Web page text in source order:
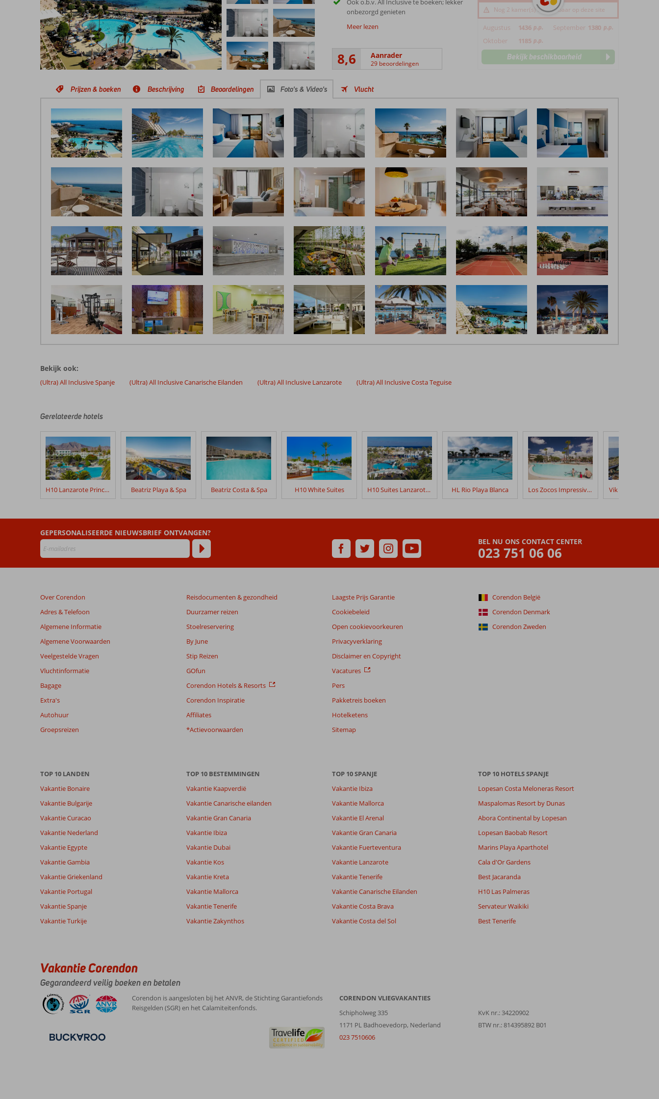
Ook o.b.v. All Inclusive te boeken; lekker
onbezorgd genieten
Meer lezen
8,6 Aanrader
29 beoordelingen
Nog 2 kamer(s) beschikbaar op deze site
Augustus 1436 p.p. September 1380 p.p.
Oktober 1185 p.p.
Bekijk beschikbaarheid
Prijzen & boeken Beschrijving Beoordelingen Foto's & Video's Vlucht
door
onze
klanten
hun
in
Alexandre
Grand
Teguise
Playa
Beoordelingen
ouder
zijn
dan
48
maanden
worden
weergegeven
om
relevantie
van
getoonde
beoordelingen
onze
Gebaseerd op:
29
beoordelingen
8,6
Aanrader
Eten
8,1
Kindvriendelijk 7,3
Wifi kwaliteit
7,7
Ervaringen
van onze
klanten
Taal
Filter reisgezelschap
Alle
Sorteren op
datum (nieuw > oud)
9,0
Nederland
Over
Costa
Teguise:
leuke
gezellige
badplaats
Mooi
strand,
palmen
Algemene indruk
Ligging
Wifi kwaliteit 5
Bekijk ook:
(Ultra) All Inclusive Spanje (Ultra) All Inclusive Canarische Eilanden (Ultra) All Inclusive Lanzarote (Ultra) All Inclusive Costa Teguise
Gerelateerde hotels
H10 Lanzarote Princess Beatriz Playa & Spa Beatriz Costa & Spa H10 White Suites H10 Suites Lanzarote Gardens HL Rio Playa Blanca Los Zocos Impressive Lanzarote Vik Hotel San
BEL NU ONS CONTACT CENTER
023 751 06 06
GEPERSONALISEERDE NIEUWSBRIEF ONTVANGEN?
Over Corendon
Adres & Telefoon
Algemene Informatie
Algemene Voorwaarden
Veelgestelde Vragen
Vluchtinformatie
Bagage
Extra's
Autohuur
Groepsreizen
Reisdocumenten & gezondheid
Duurzamer reizen
Stoelreservering
By June
Stip Reizen
GOfun
Corendon Hotels & Resorts
Corendon Inspiratie
Affiliates
*Actievoorwaarden
Laagste Prijs Garantie
Cookiebeleid
Open cookievoorkeuren
Privacyverklaring
Disclaimer en Copyright
Vacatures
Pers
Pakketreis boeken
Hotelketens
Sitemap
Corendon België
Corendon Denmark
Corendon Zweden
TOP 10 LANDEN
Vakantie Bonaire
Vakantie Bulgarije
Vakantie Curacao
Vakantie Nederland
Vakantie Egypte
Vakantie Gambia
Vakantie Griekenland
Vakantie Portugal
Vakantie Spanje
Vakantie Turkije
TOP 10 BESTEMMINGEN
Vakantie Kaapverdië
Vakantie Canarische eilanden
Vakantie Gran Canaria
Vakantie Ibiza
Vakantie Dubai
Vakantie Kos
Vakantie Kreta
Vakantie Mallorca
Vakantie Tenerife
Vakantie Zakynthos
TOP 10 SPANJE
Vakantie Ibiza
Vakantie Mallorca
Vakantie El Arenal
Vakantie Gran Canaria
Vakantie Fuerteventura
Vakantie Lanzarote
Vakantie Tenerife
Vakantie Canarische Eilanden
Vakantie Costa Brava
Vakantie Costa del Sol
TOP 10 HOTELS SPANJE
Lopesan Costa Meloneras Resort
Maspalomas Resort by Dunas
Abora Continental by Lopesan
Lopesan Baobab Resort
Marins Playa Aparthotel
Cala d'Or Gardens
Best Jacaranda
H10 Las Palmeras
Servateur Waikiki
Best Tenerife
Vakantie Corendon
Gegarandeerd veilig boeken en betalen
Corendon is aangesloten bij het ANVR, de Stichting Garantiefonds
Reisgelden (SGR) en het Calamiteitenfonds.
CORENDON VLIEGVAKANTIES
Schipholweg 335
1171 PL Badhoevedorp, Nederland
023 7510606
KvK nr.: 34220902
BTW nr.: 814395892 B01